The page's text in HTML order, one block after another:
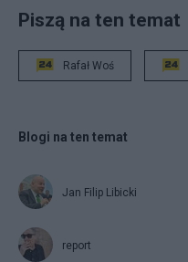
Piszą na ten temat
Rafał Woś
Blogi na ten temat
Jan Filip Libicki
report